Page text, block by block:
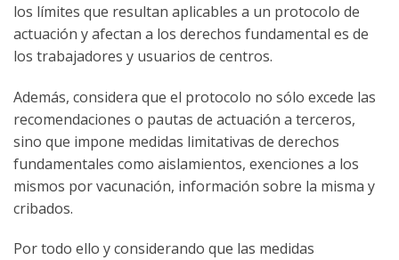
los límites que resultan aplicables a un protocolo de
actuación y afectan a los derechos fundamental es de
los trabajadores y usuarios de centros.
Además, considera que el protocolo no sólo excede las
recomendaciones o pautas de actuación a terceros,
sino que impone medidas limitativas de derechos
fundamentales como aislamientos, exenciones a los
mismos por vacunación, información sobre la misma y
cribados.
Por todo ello y considerando que las medidas